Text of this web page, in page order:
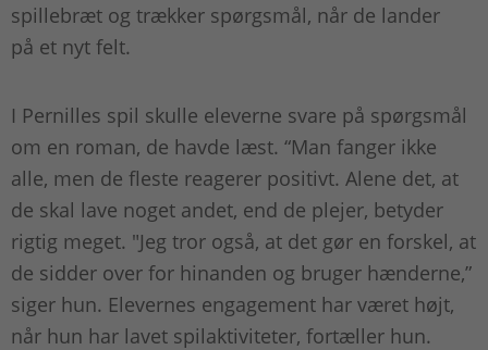
spillebræt og trækker spørgsmål, når de lander
på et nyt felt.
I Pernilles spil skulle eleverne svare på spørgsmål
om en roman, de havde læst. “Man fanger ikke
alle, men de fleste reagerer positivt. Alene det, at
de skal lave noget andet, end de plejer, betyder
rigtig meget. "Jeg tror også, at det gør en forskel, at
de sidder over for hinanden og bruger hænderne,”
siger hun. Elevernes engagement har været højt,
når hun har lavet spilaktiviteter, fortæller hun.